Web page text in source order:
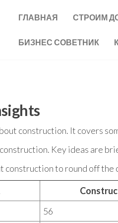
ГЛАВНАЯ СТРОИМ
БИЗНЕС СОВЕТНИК
construction. It covers
Key ideas are
construction to round off the
56